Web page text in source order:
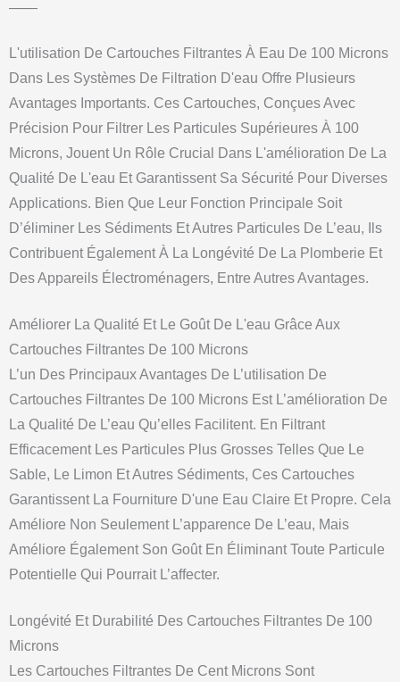
——
L'utilisation De Cartouches Filtrantes À Eau De 100 Microns
Dans Les Systèmes De Filtration D'eau Offre Plusieurs
Avantages Importants. Ces Cartouches, Conçues Avec
Précision Pour Filtrer Les Particules Supérieures À 100
Microns, Jouent Un Rôle Crucial Dans L'amélioration De La
Qualité De L'eau Et Garantissent Sa Sécurité Pour Diverses
Applications. Bien Que Leur Fonction Principale Soit
D’éliminer Les Sédiments Et Autres Particules De L’eau, Ils
Contribuent Également À La Longévité De La Plomberie Et
Des Appareils Électroménagers, Entre Autres Avantages.
Améliorer La Qualité Et Le Goût De L'eau Grâce Aux
Cartouches Filtrantes De 100 Microns
L’un Des Principaux Avantages De L’utilisation De
Cartouches Filtrantes De 100 Microns Est L’amélioration De
La Qualité De L’eau Qu’elles Facilitent. En Filtrant
Efficacement Les Particules Plus Grosses Telles Que Le
Sable, Le Limon Et Autres Sédiments, Ces Cartouches
Garantissent La Fourniture D'une Eau Claire Et Propre. Cela
Améliore Non Seulement L’apparence De L’eau, Mais
Améliore Également Son Goût En Éliminant Toute Particule
Potentielle Qui Pourrait L’affecter.
Longévité Et Durabilité Des Cartouches Filtrantes De 100
Microns
Les Cartouches Filtrantes De Cent Microns Sont